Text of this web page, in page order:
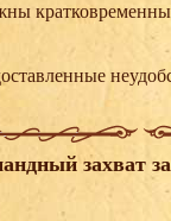
захват